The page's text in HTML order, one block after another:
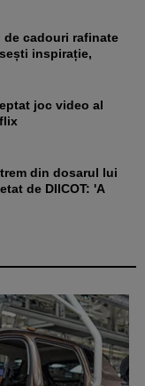
inspirație,
de DIICOT: 'A